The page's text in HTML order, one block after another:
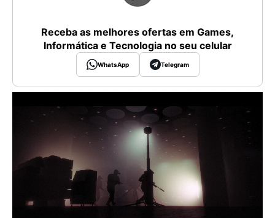
Receba as melhores ofertas em Games,
Informática e Tecnologia no seu celular
WhatsApp Telegram